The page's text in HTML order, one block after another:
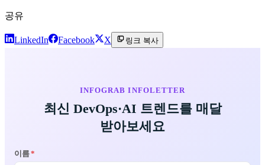
공유
LinkedIn Facebook X 링크 복사
INFOGRAB INFOLETTER
최신 DevOps·AI 트렌드를 매달
받아보세요
이름*